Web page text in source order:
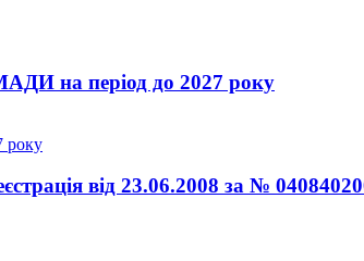
період до 2027 року
від 23.06.2008 за №